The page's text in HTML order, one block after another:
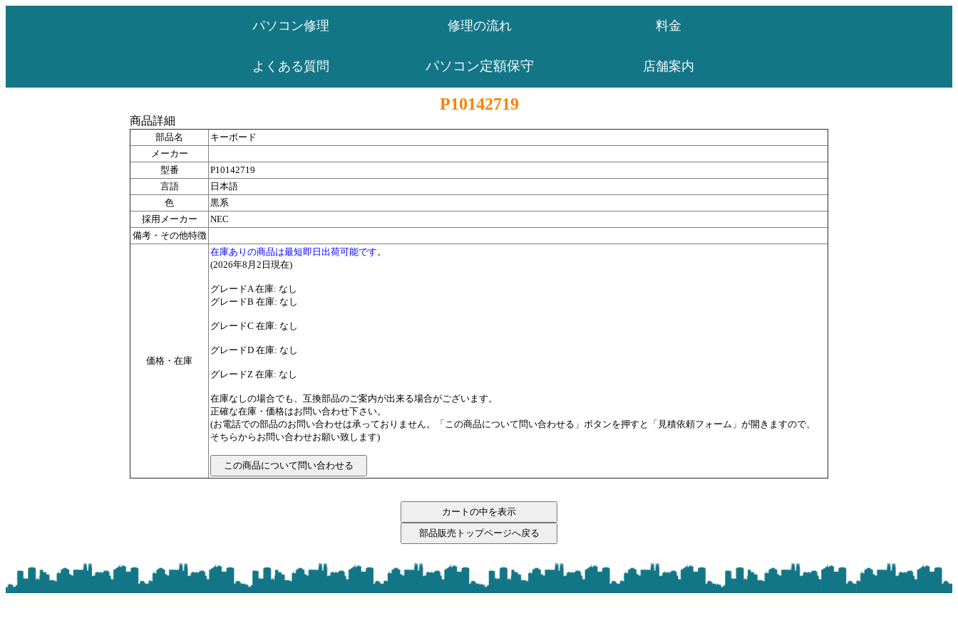
パソコン修理 修理の流れ 料金
よくある質問 パソコン定額保守 店舗案内
P10142719
商品詳細
部品名
キーボード
メーカー
型番
P10142719
言語
日本語
色
黒系
採用メーカー
NEC
備考・その他特徴
価格・在庫
在庫ありの商品は最短即日出荷可能です。
(2026年8月2日現在)
グレードA 在庫: なし
グレードB 在庫: なし
グレードC 在庫: なし
グレードD 在庫: なし
グレードZ 在庫: なし
在庫なしの場合でも、互換部品のご案内が出来る場合がございます。
正確な在庫・価格はお問い合わせ下さい。
(お電話での部品のお問い合わせは承っておりません。「この商品について問い合わせる」ボタンを押すと「見積依頼フォーム」が開きますので、
そちらからお問い合わせお願い致します)